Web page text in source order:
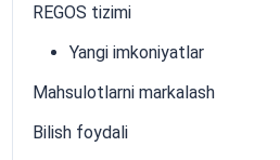
REGOS tizimi
Yangi imkoniyatlar
Mahsulotlarni markalash
Bilish foydali